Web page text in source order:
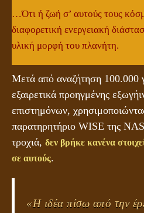
…Ότι ή ζωή σ’ αυτούς τους
διαφορετική ενεργειακή
υλική μορφή του πλανήτη.
Μετά από αναζήτηση 100.000
εξαιρετικά προηγμένης
επιστημόνων,
παρατηρητήριο WISE της
τροχιά, δεν βρήκε κανένα
σε αυτούς.
«Η ιδέα πίσω από την